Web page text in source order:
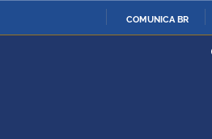
COMUNICA BR
Ministério da Defesa